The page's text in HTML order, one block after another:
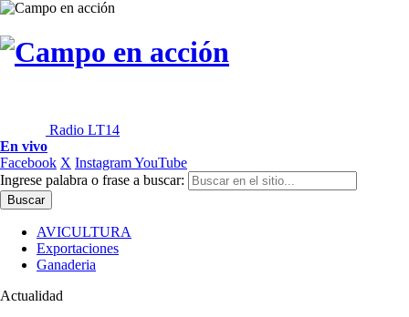
Radio LT14
En vivo
Facebook X InstagramYouTube
Ingrese palabra o frase a buscar:
AVICULTURA
Exportaciones
Ganaderia
Actualidad